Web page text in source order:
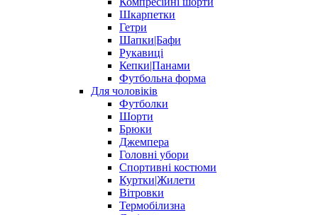
Шкарпетки
Гетри
Шапки|Бафи
Рукавиці
Кепки|Панами
Футбольна форма
Для чоловіків
Футболки
Шорти
Брюки
Джемпера
Головні убори
Спортивні костюми
Куртки|Жилети
Вітровки
Термобілизна